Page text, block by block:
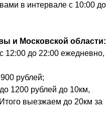
в интервале с 10:00 до
и Московской области:
12:00 до 22:00 ежедневно,
рублей;
1200 рублей до 10км,
выезжаем до 20км за